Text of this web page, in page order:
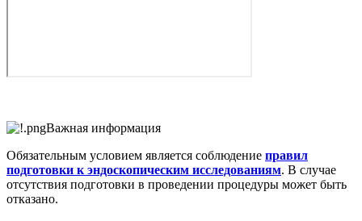
Важная информация
Обязательным условием является соблюдение правил
подготовки к эндоскопическим исследованиям. В случае
отсутствия подготовки в проведении процедуры может быть
отказано.